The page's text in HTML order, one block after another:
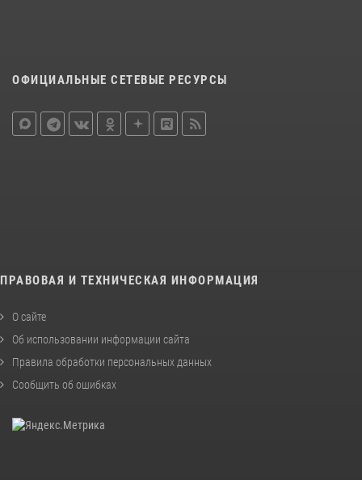
ОФИЦИАЛЬНЫЕ СЕТЕВЫЕ РЕСУРСЫ
ПРАВОВАЯ И ТЕХНИЧЕСКАЯ ИНФОРМАЦИЯ
О сайте
Об использовании информации сайта
Правила обработки персональных данных
Сообщить об ошибках